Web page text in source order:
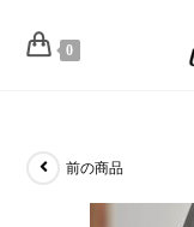
0
前の商品